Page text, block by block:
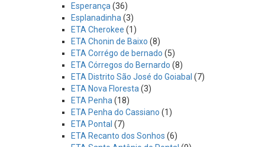
Esperança(36)
Esplanadinha(3)
ETA Cherokee (1)
ETA Chonin de Baixo (8)
ETA Corrégo de bernado (5)
ETA Córregos do Bernardo (8)
ETA Distrito São José do Goiabal (7)
ETA Nova Floresta(3)
ETA Penha(18)
ETA Penha do Cassiano (1)
ETA Pontal (7)
ETA Recanto dos Sonhos (6)